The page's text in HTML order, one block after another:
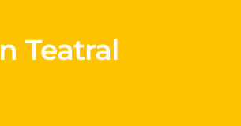
Teatral